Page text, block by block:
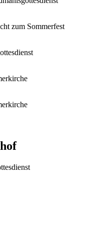
zum Sommerfest